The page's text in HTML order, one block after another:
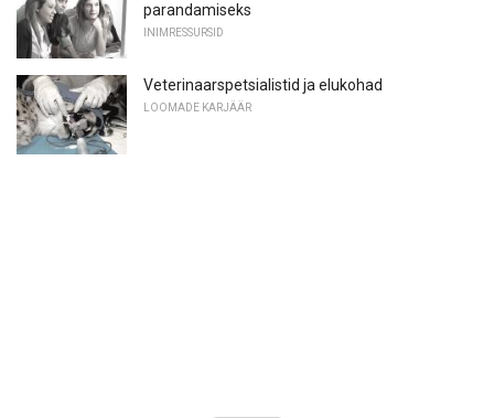
parandamiseks
INIMRESSURSID
Veterinaarspetsialistid ja elukohad
LOOMADE KARJÄÄR